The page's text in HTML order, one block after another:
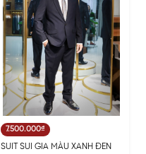
7.500.000₫
SUIT SUI GIA MÀU XANH ĐEN